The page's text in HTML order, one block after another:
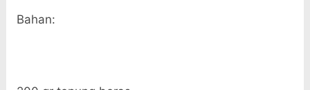
Bahan: